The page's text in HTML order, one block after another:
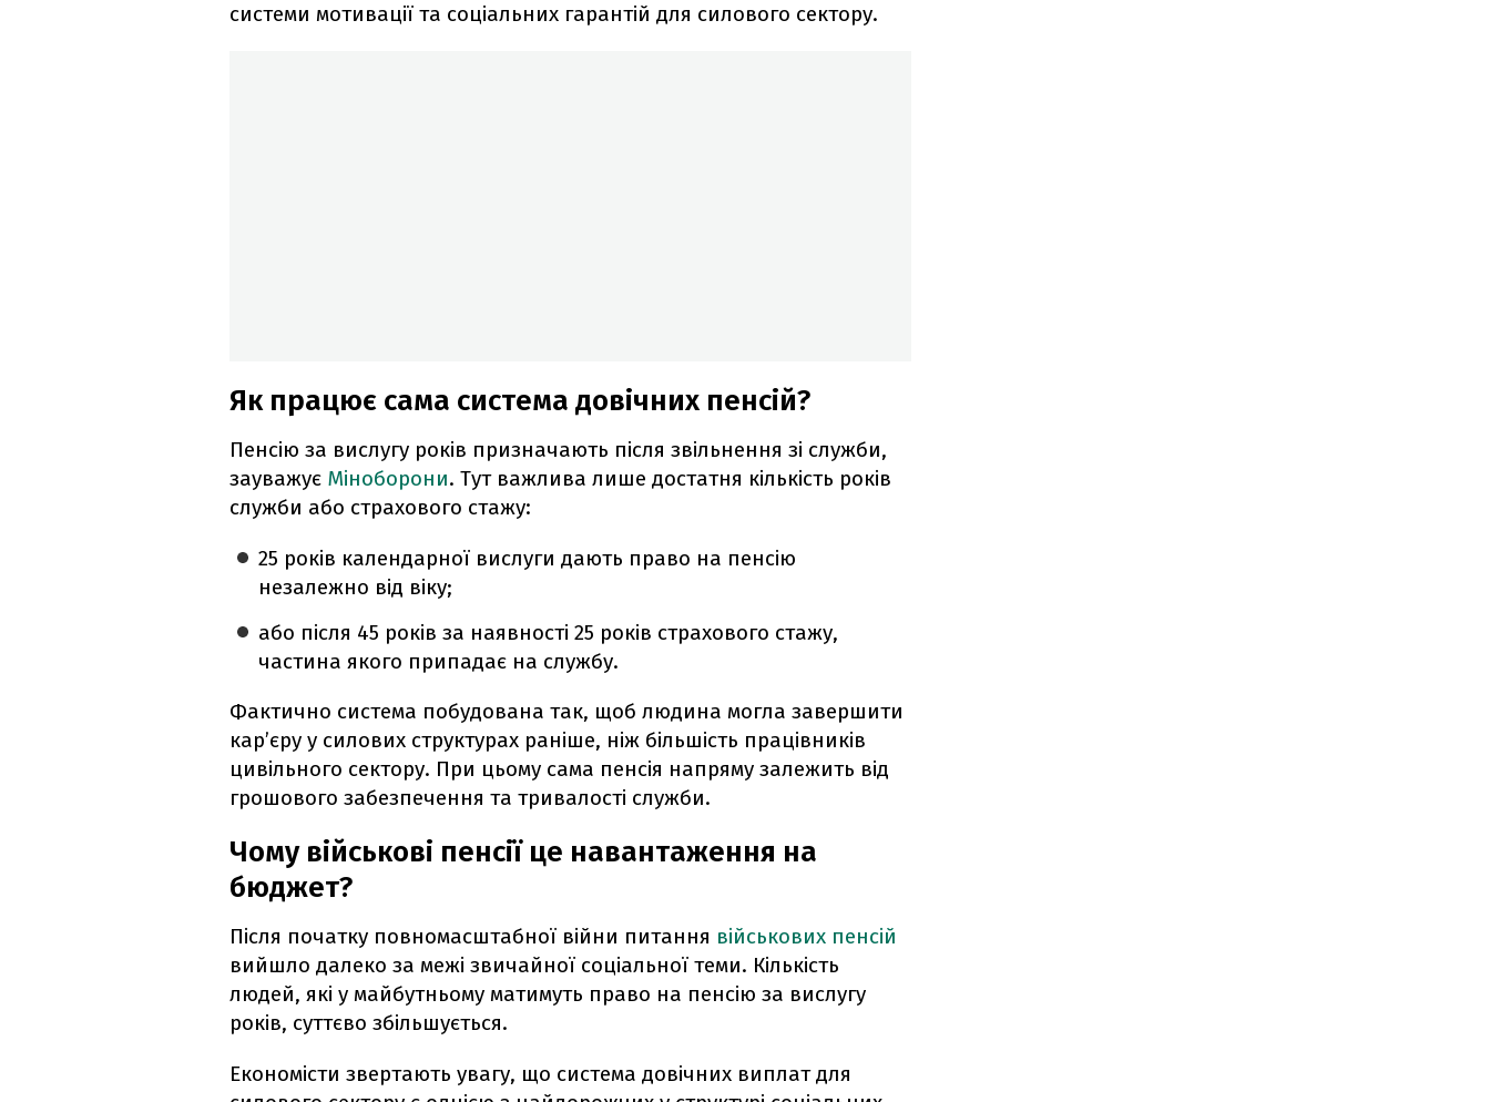
системи мотивації та соціальних гарантій для силового сектору.
Як працює сама система довічних пенсій?
Пенсію за вислугу років призначають після звільнення зі служби,
зауважує Міноборони. Тут важлива лише достатня кількість років
служби або страхового стажу:
25 років календарної вислуги дають право на пенсію
незалежно від віку;
або після 45 років за наявності 25 років страхового стажу,
частина якого припадає на службу.
Фактично система побудована так, щоб людина могла завершити
кар’єру у силових структурах раніше, ніж більшість працівників
цивільного сектору. При цьому сама пенсія напряму залежить від
грошового забезпечення та тривалості служби.
Чому військові пенсії це навантаження на
бюджет?
Після початку повномасштабної війни питання військових пенсій
вийшло далеко за межі звичайної соціальної теми. Кількість
людей, які у майбутньому матимуть право на пенсію за вислугу
років, суттєво збільшується.
Економісти звертають увагу, що система довічних виплат для